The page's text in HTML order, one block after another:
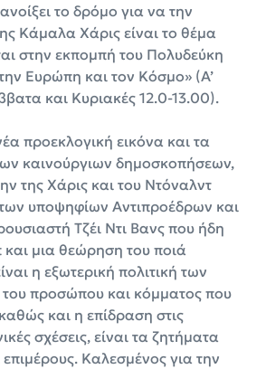
το δρόμο για να την
Κάμαλα Χάρις είναι το θέμα
στην εκπομπή του Πολυδεύκη
Ευρώπη και τον Κόσμο» (Α’
και Κυριακές 12.0-13.00).
προεκλογική εικόνα και τα
καινούργιων δημοσκοπήσεων,
της Χάρις και του Ντόναλντ
υποψηφίων Αντιπροέδρων και
Τζέι Ντι Βανς που ήδη
και μια θεώρηση του ποιά
η εξωτερική πολιτική των
προσώπου και κόμματος που
και η επίδραση στις
σχέσεις, είναι τα ζητήματα
επιμέρους. Καλεσμένος για την